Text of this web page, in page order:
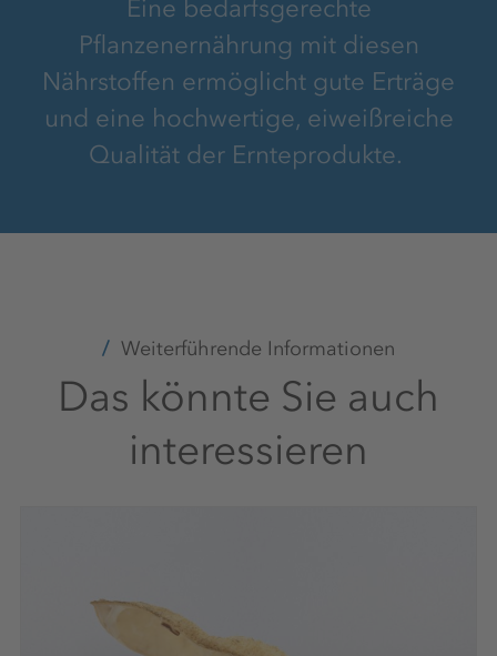
Eine bedarfsgerechte
Pflanzenernährung mit diesen
Nährstoffen ermöglicht gute Erträge
und eine hochwertige, eiweißreiche
Qualität der Ernteprodukte.
Weiterführende Informationen
Das könnte Sie auch
interessieren